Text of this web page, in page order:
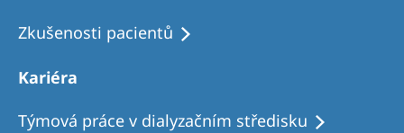
Zkušenosti pacientů
Kariéra
Týmová práce v dialyzačním středisku